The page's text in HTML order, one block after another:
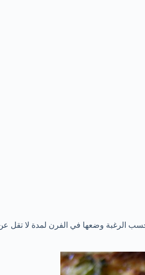
الرغبة وضعها في الفرن لمدة لا تقل